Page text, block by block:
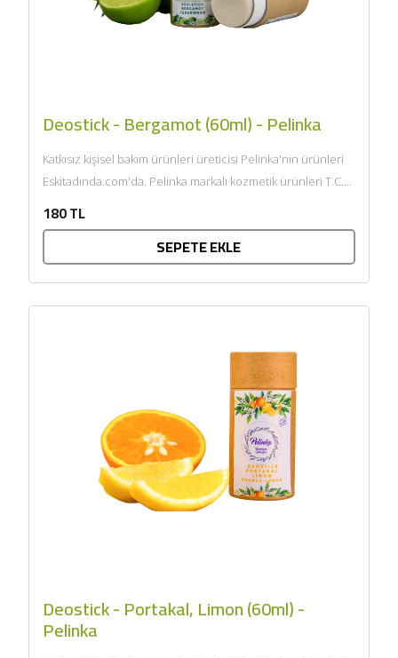
Deostick - Bergamot (60ml) - Pelinka
Katkısız kişisel bakım ürünleri üreticisi Pelinka'nın ürünleri
Eskitadında.com'da. Pelinka markalı kozmetik ürünleri T.C.
180 TL
SEPETE EKLE
Deostick - Portakal, Limon (60ml) -
Pelinka